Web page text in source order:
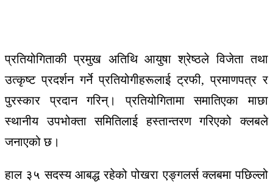
प्रतियोगिताकी प्रमुख अतिथि आयुषा श्रेष्ठले विजेता तथा
उत्कृष्ट प्रदर्शन गर्ने प्रतियोगीहरूलाई ट्रफी, प्रमाणपत्र र
पुरस्कार प्रदान गरिन्। प्रतियोगितामा समातिएका माछा
स्थानीय उपभोक्ता समितिलाई हस्तान्तरण गरिएको क्लबले
जनाएको छ।
हाल ३५ सदस्य आबद्ध रहेको पोखरा एङ्गलर्स क्लबमा पछिल्लो